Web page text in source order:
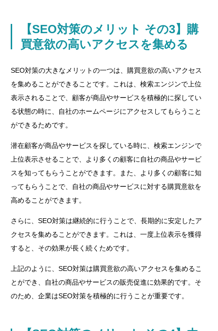
【SEO対策のメリット その3】購
買意欲の高いアクセスを集める
SEO対策の大きなメリットの一つは、購買意欲の高いアクセス
を集めることができることです。これは、検索エンジンで上位
表示されることで、顧客が商品やサービスを積極的に探してい
る状態の時に、自社のホームページにアクセスしてもらうこと
ができるためです。
潜在顧客が商品やサービスを探している時に、検索エンジンで
上位表示させることで、より多くの顧客に自社の商品やサービ
スを知ってもらうことができます。また、より多くの顧客に知
ってもらうことで、自社の商品やサービスに対する購買意欲を
高めることができます。
さらに、SEO対策は継続的に行うことで、長期的に安定したア
クセスを集めることができます。これは、一度上位表示を獲得
すると、その効果が長く続くためです。
上記のように、SEO対策は購買意欲の高いアクセスを集めるこ
とができ、自社の商品やサービスの販売促進に効果的です。そ
のため、企業はSEO対策を積極的に行うことが重要です。